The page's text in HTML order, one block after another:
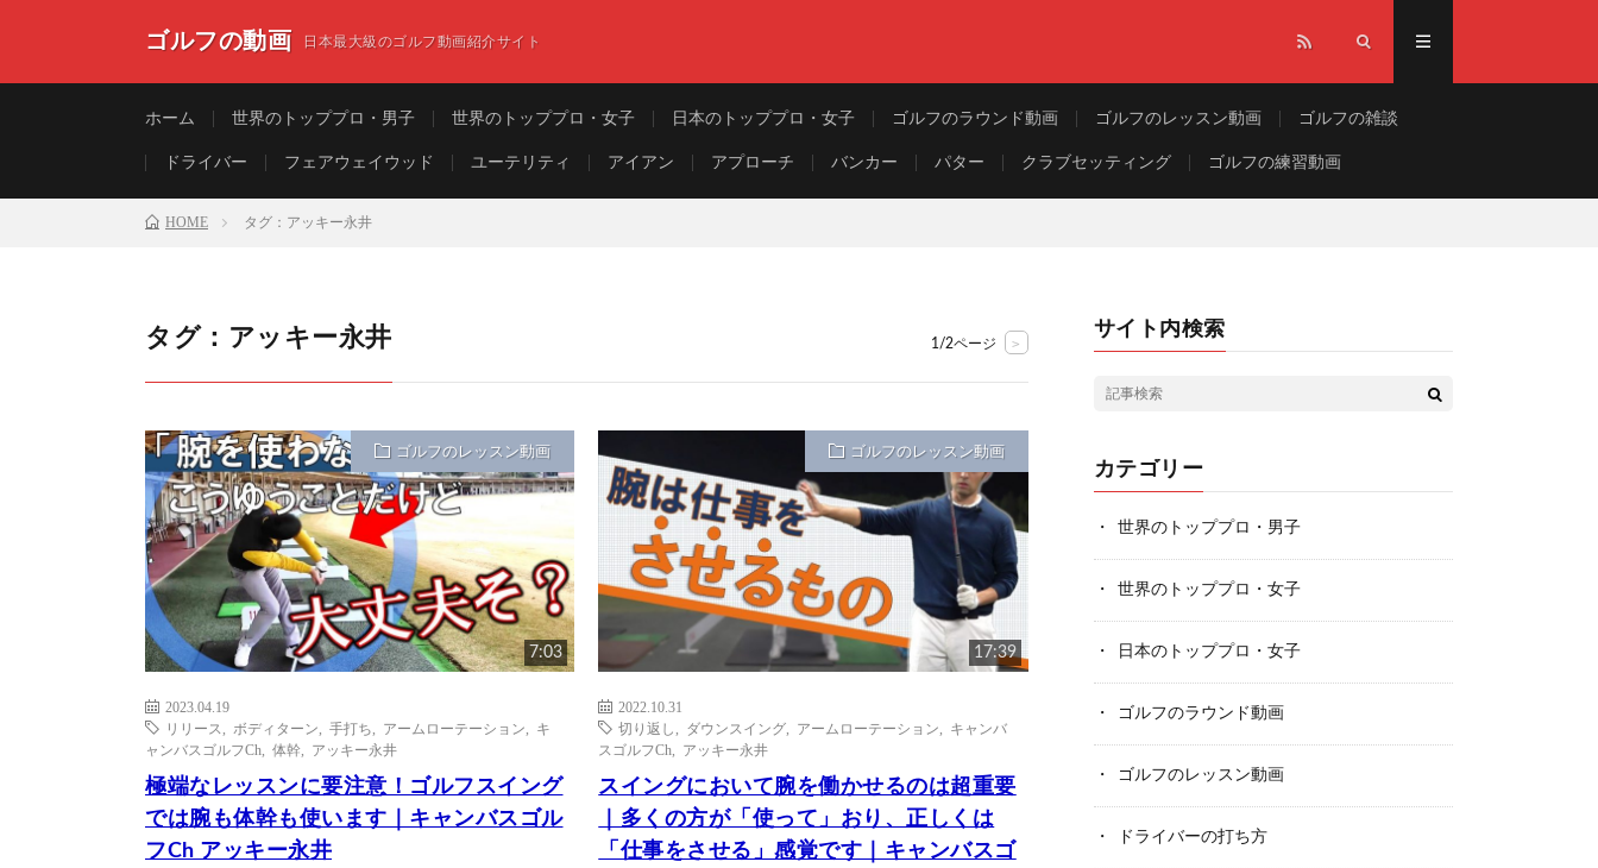
ゴルフの動画 日本最大級のゴルフ動画紹介サイト
ホーム 世界のトッププロ・男子 世界のトッププロ・女子 日本のトッププロ・女子 ゴルフのラウンド動画 ゴルフのレッスン動画 ゴルフの雑談
ドライバー フェアウェイウッド ユーテリティ アイアン アプローチ バンカー パター クラブセッティング ゴルフの練習動画
HOME タグ：アッキー永井
タグ：アッキー永井 1/2ページ >
ゴルフのレッスン動画
7:03
2023.04.19
リリース
ボディターン 手打ち アームローテーション
キ
ャンバスゴルフCh
体幹 アッキー永井
極端なレッスンに要注意！ゴルフスイング
では腕も体幹も使います｜キャンバスゴル
フCh アッキー永井
ゴルフのレッスン動画
17:39
2022.10.31
切り返し
ダウンスイング アームローテーション
キャンバ
スゴルフCh
アッキー永井
スイングにおいて腕を働かせるのは超重要
｜多くの方が「使って」おり、正しくは
「仕事をさせる」感覚です｜キャンバスゴ
サイト内検索
カテゴリー
世界のトッププロ・男子
世界のトッププロ・女子
日本のトッププロ・女子
ゴルフのラウンド動画
ゴルフのレッスン動画
ドライバーの打ち方